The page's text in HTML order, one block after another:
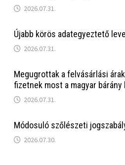
2026.07.31.
Újabb körös adategyeztető
2026.07.31.
Megugrottak a felvásárlási
fizetnek most a magyar bárány
2026.07.31.
Módosuló szőlészeti
2026.07.30.